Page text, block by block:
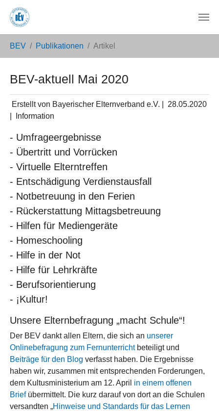
BEV Publikationen Artikel
BEV-aktuell Mai 2020
Erstellt von Bayerischer Elternverband e.V. |
28.05.2020
Information
- Umfrageergebnisse
- Übertritt und Vorrücken
- Virtuelle Elterntreffen
- Entschädigung Verdienstausfall
- Notbetreuung in den Ferien
- Rückerstattung Mittagsbetreuung
- Hilfen für Mediengeräte
- Homeschooling
- Hilfe in der Not
- Hilfe für Lehrkräfte
- Berufsorientierung
- ¡Kultur!
Unsere Elternbefragung „macht Schule“!
Der BEV dankt allen Eltern, die sich an unserer
Onlinebefragung zum Fernunterrichtbeteiligt und
Beiträge für den Blog verfasst haben. Die Ergebnisse
haben wir, zusammen mit entsprechenden Forderungen,
dem Kultusministerium am 12. April in einem offenen
Briefübermittelt. Die kurz darauf von dort an die Schulen
versandten „Hinweise und Standards für das Lernen